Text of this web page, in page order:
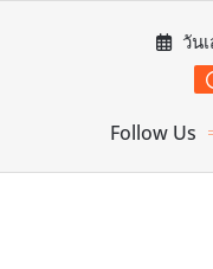
วัน
Follow Us